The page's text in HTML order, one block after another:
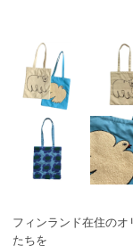
フィンランド在住の
たちを